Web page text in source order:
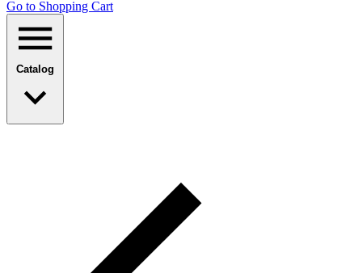
Go to Shopping Сart
Catalog